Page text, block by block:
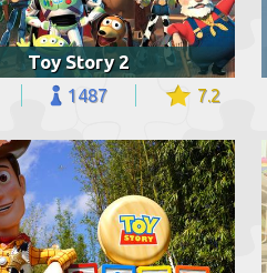
Toy Story 2
1487 7.2